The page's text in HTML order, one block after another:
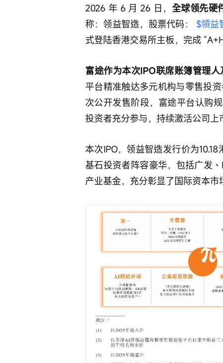
2026 年 6 月 26 日， 全球领先硬
称：领益智造，股票代码： $領益
式登陆香港交易所主板，完成
富途作为本次IPO联席账簿管理
平台精准触达多元机构与零售投
次公开发售阶段，富途平台认购
投资者充分参与，持续激活公司上
本次IPO，领益智造发行价为
基石投资者阵容豪华，包括广发
产业基金，充分彰显了国际资本